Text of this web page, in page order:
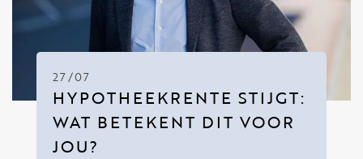
27/07
HYPOTHEEKRENTE STIJGT:
WAT BETEKENT DIT VOOR
JOU?